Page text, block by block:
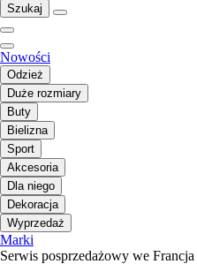
Szukaj
Nowości
Odzież
Duże rozmiary
Buty
Bielizna
Sport
Akcesoria
Dla niego
Dekoracja
Wyprzedaż
Marki
Serwis posprzedażowy we Francja